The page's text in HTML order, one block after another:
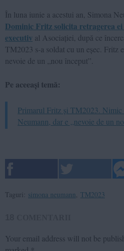
În luna iunie a acestui an, Simona
Dominic Fritz solicita retragerea
executiv al Asociației, după ce
TM2023 s-a soldat cu un eșec. Fritz
nevoie de un „nou început”.
Pe aceeași temă:
Primarul Fritz și TM2023. Nimic
Neumann, dar e „nevoie de un
Taguri: simona neumann TM2023
Your email address will not be